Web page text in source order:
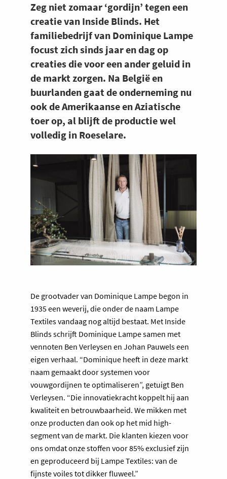
Zeg niet zomaar ‘gordijn’ tegen een
creatie van Inside Blinds. Het
familiebedrijf van Dominique Lampe
focust zich sinds jaar en dag op
creaties die voor een ander geluid in
de markt zorgen. Na België en
buurlanden gaat de onderneming nu
ook de Amerikaanse en Aziatische
toer op, al blijft de productie wel
volledig in Roeselare.
De grootvader van Dominique Lampe begon in
1935 een weverij, die onder de naam Lampe
Textiles vandaag nog altijd bestaat. Met Inside
Blinds schrijft Dominique Lampe samen met
vennoten Ben Verleysen en Johan Pauwels een
eigen verhaal. “Dominique heeft in deze markt
naam gemaakt door systemen voor
vouwgordijnen te optimaliseren”, getuigt Ben
Verleysen. “Die innovatiekracht koppelt hij aan
kwaliteit en betrouwbaarheid. We mikken met
onze producten dan ook op het mid high-
segment van de markt. Die klanten kiezen voor
ons omdat onze stoffen voor 85% exclusief zijn
en geproduceerd bij Lampe Textiles: van de
fijnste voiles tot dikker fluweel.”